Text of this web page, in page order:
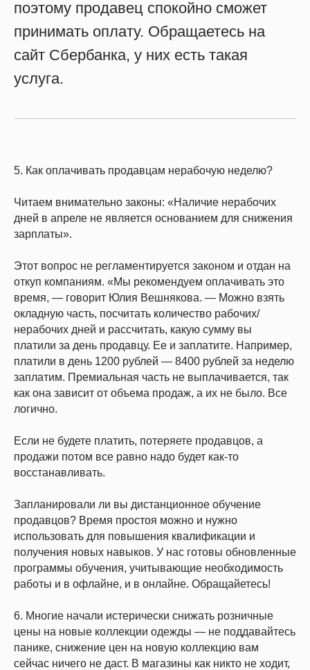
поэтому продавец спокойно сможет
принимать оплату. Обращаетесь на
сайт Сбербанка, у них есть такая
услуга.
5. Как оплачивать продавцам нерабочую неделю?
Читаем внимательно законы: «Наличие нерабочих
дней в апреле не является основанием для снижения
зарплаты».
Этот вопрос не регламентируется законом и отдан на
откуп компаниям. «Мы рекомендуем оплачивать это
время, — говорит Юлия Вешнякова. — Можно взять
окладную часть, посчитать количество рабочих/
нерабочих дней и рассчитать, какую сумму вы
платили за день продавцу. Ее и заплатите. Например,
платили в день 1200 рублей — 8400 рублей за неделю
заплатим. Премиальная часть не выплачивается, так
как она зависит от объема продаж, а их не было. Все
логично.
Если не будете платить, потеряете продавцов, а
продажи потом все равно надо будет как-то
восстанавливать.
Запланировали ли вы дистанционное обучение
продавцов? Время простоя можно и нужно
использовать для повышения квалификации и
получения новых навыков. У нас готовы обновленные
программы обучения, учитывающие необходимость
работы и в офлайне, и в онлайне. Обращайетесь!
6. Многие начали истерически снижать розничные
цены на новые коллекции одежды — не поддавайтесь
панике, снижение цен на новую коллекцию вам
сейчас ничего не даст. В магазины как никто не ходит,